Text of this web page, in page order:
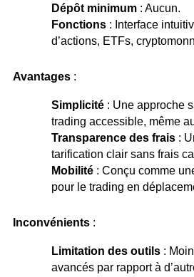
Dépôt minimum : Aucun.
Fonctions : Interface
d’actions, ETFs,
Avantages :
Simplicité : Une approche
trading accessible, même
Transparence des frais :
tarification clair sans frais
Mobilité : Conçu comme
pour le trading en
Inconvénients :
Limitation des outils :
avancés par rapport à